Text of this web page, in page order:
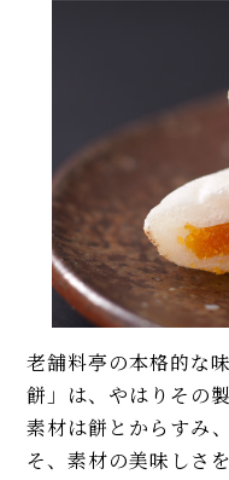
老舗料亭の本格的な
餅」は、やはりその
素材は餅とからすみ
そ、素材の美味しさ